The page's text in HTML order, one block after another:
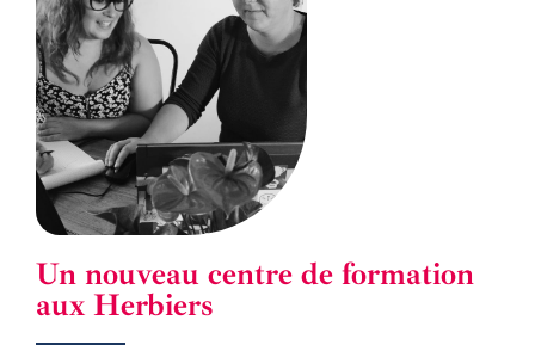
Un nouveau centre de formation
aux Herbiers